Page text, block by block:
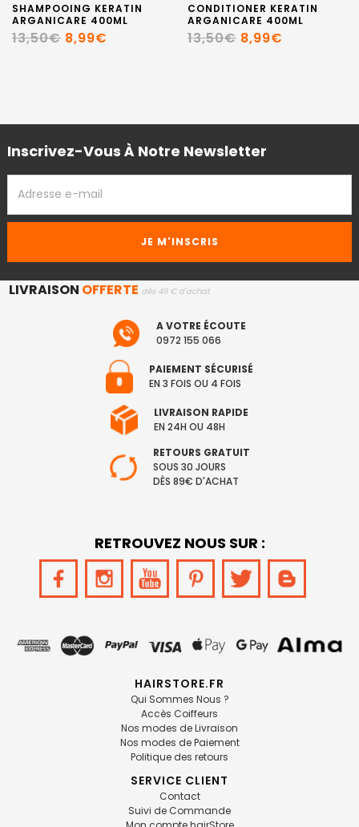
SHAMPOOING KERATIN
ARGANICARE 400ML
13,50€ 8,99€
CONDITIONER KERATIN
ARGANICARE 400ML
13,50€ 8,99€
Inscrivez-Vous À Notre Newsletter
EMAIL
LIVRAISON OFFERTE dès 49 € d'achat
A VOTRE ÉCOUTE
0972 155 066
PAIEMENT SÉCURISÉ
EN 3 FOIS OU 4 FOIS
LIVRAISON RAPIDE
EN 24H OU 48H
RETOURS GRATUIT
SOUS 30 JOURS
DÈS 89€ D'ACHAT
RETROUVEZ NOUS SUR :
HAIRSTORE.FR
Qui Sommes Nous ?
Accès Coiffeurs
Nos modes de Livraison
Nos modes de Paiement
Politique des retours
SERVICE CLIENT
Contact
Suivi de Commande